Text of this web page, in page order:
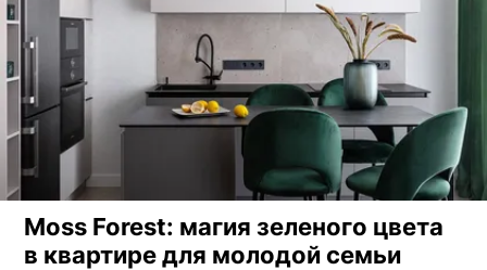
Moss Forest: магия зеленого цвета
в квартире для молодой семьи